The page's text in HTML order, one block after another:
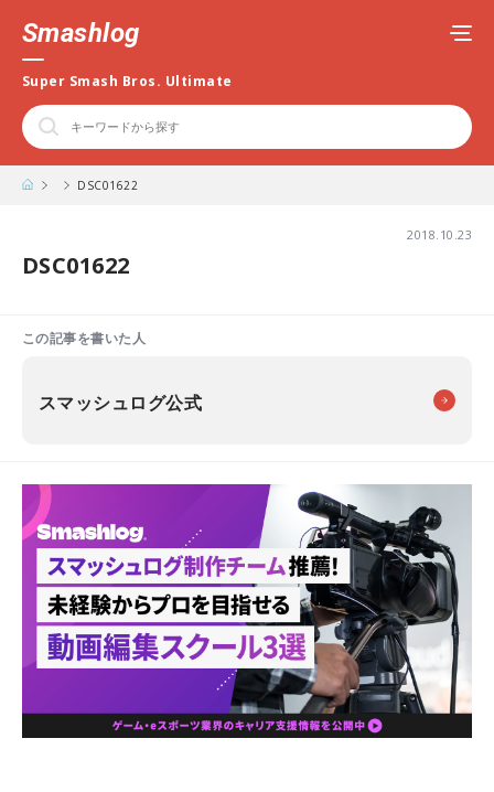
Smashlog
Super Smash Bros. Ultimate
DSC01622
2018.10.23
DSC01622
この記事を書いた人
スマッシュログ公式